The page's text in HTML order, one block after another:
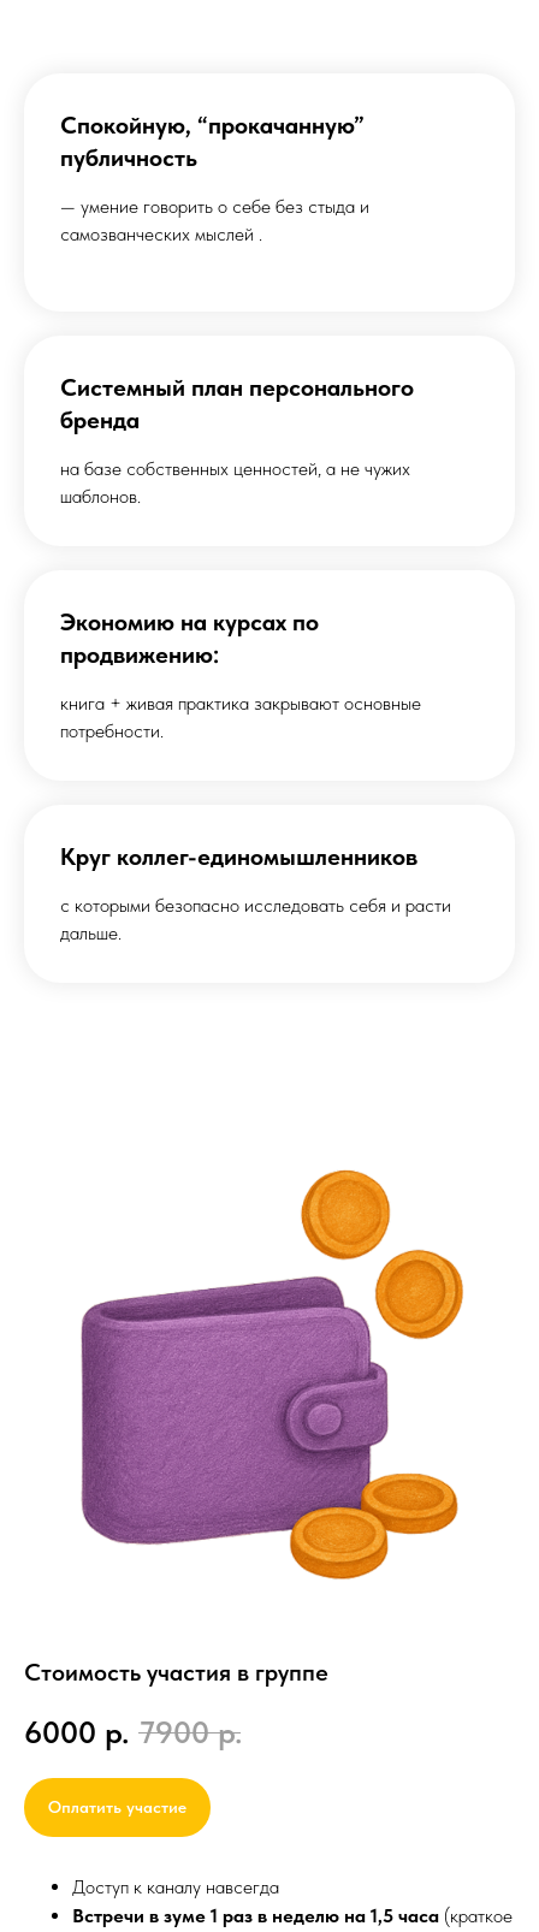
Спокойную, “прокачанную”
публичность
— умение говорить о себе без стыда и
самозванческих мыслей .
Системный план персонального
бренда
на базе собственных ценностей, а не чужих
шаблонов.
Экономию на курсах по
продвижению:
книга + живая практика закрывают основные
потребности.
Круг коллег-единомышленников
с которыми безопасно исследовать себя и расти
дальше.
Стоимость участия в группе
6000 р. 7900 р.
Оплатить участие
Доступ к каналу навсегда
Встречи в зуме 1 раз в неделю на 1,5 часа (краткое